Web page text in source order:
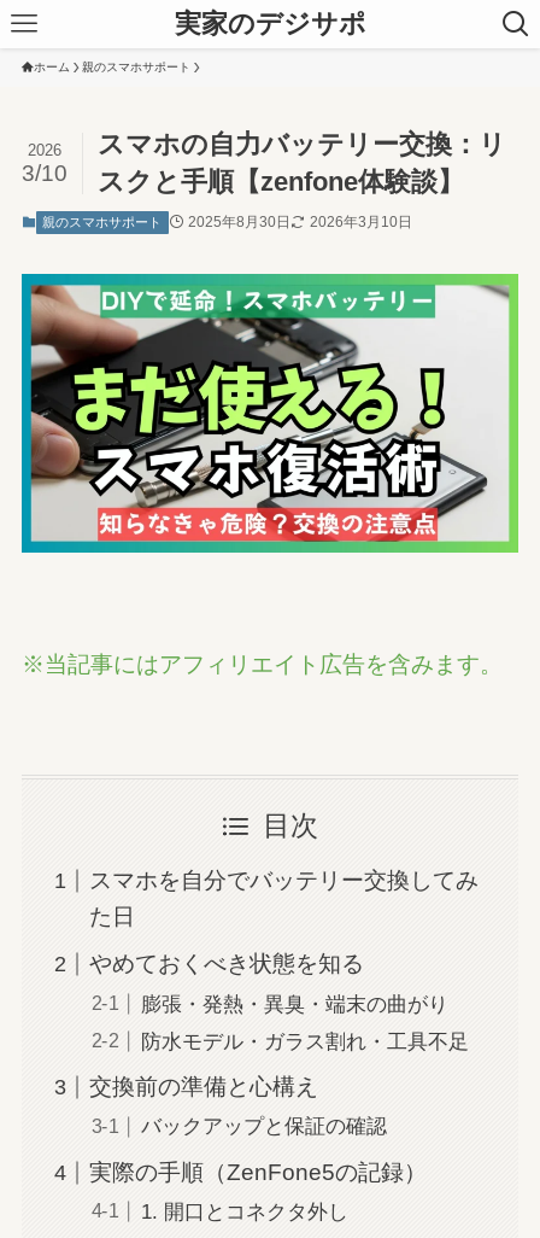
実家のデジサポ
ホーム 親のスマホサポート
スマホの自力バッテリー交換：リ
スクと手順【zenfone体験談】
2026
3/10
親のスマホサポート 2025年8月30日 2026年3月10日
※当記事にはアフィリエイト広告を含みます。
目次
スマホを自分でバッテリー交換してみ
た日
やめておくべき状態を知る
膨張・発熱・異臭・端末の曲がり
防水モデル・ガラス割れ・工具不足
交換前の準備と心構え
バックアップと保証の確認
実際の手順（ZenFone5の記録）
1. 開口とコネクタ外し